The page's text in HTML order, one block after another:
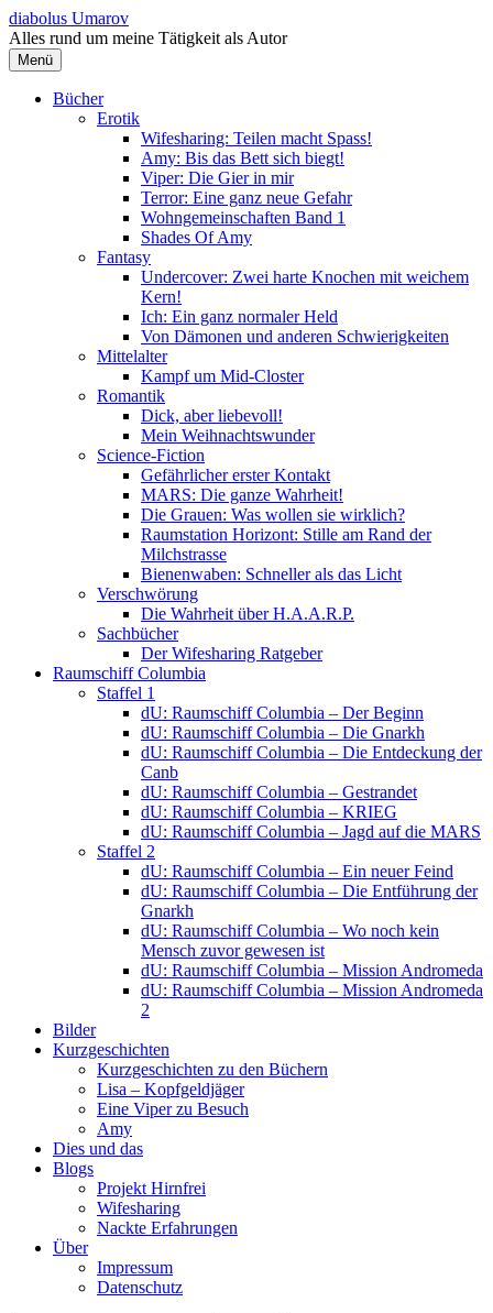
Springe
zum
Inhalt
diabolus Umarov
Alles rund um meine Tätigkeit als Autor
Menü
Bücher
Erotik
Wifesharing: Teilen macht Spass!
Amy: Bis das Bett sich biegt!
Viper: Die Gier in mir
Terror: Eine ganz neue Gefahr
Wohngemeinschaften Band 1
Shades Of Amy
Fantasy
Undercover: Zwei harte Knochen mit weichem
Kern!
Ich: Ein ganz normaler Held
Von Dämonen und anderen Schwierigkeiten
Mittelalter
Kampf um Mid-Closter
Romantik
Dick, aber liebevoll!
Mein Weihnachtswunder
Science-Fiction
Gefährlicher erster Kontakt
MARS: Die ganze Wahrheit!
Die Grauen: Was wollen sie wirklich?
Raumstation Horizont: Stille am Rand der
Milchstrasse
Bienenwaben: Schneller als das Licht
Verschwörung
Die Wahrheit über H.A.A.R.P.
Sachbücher
Der Wifesharing Ratgeber
Raumschiff Columbia
Staffel 1
dU: Raumschiff Columbia – Der Beginn
dU: Raumschiff Columbia – Die Gnarkh
dU: Raumschiff Columbia – Die Entdeckung der
Canb
dU: Raumschiff Columbia – Gestrandet
dU: Raumschiff Columbia – KRIEG
dU: Raumschiff Columbia – Jagd auf die MARS
Staffel 2
dU: Raumschiff Columbia – Ein neuer Feind
dU: Raumschiff Columbia – Die Entführung der
Gnarkh
dU: Raumschiff Columbia – Wo noch kein
Mensch zuvor gewesen ist
dU: Raumschiff Columbia – Mission Andromeda
dU: Raumschiff Columbia – Mission Andromeda
2
Bilder
Kurzgeschichten
Kurzgeschichten zu den Büchern
Lisa – Kopfgeldjäger
Eine Viper zu Besuch
Amy
Dies und das
Blogs
Projekt Hirnfrei
Wifesharing
Nackte Erfahrungen
Über
Impressum
Datenschutz